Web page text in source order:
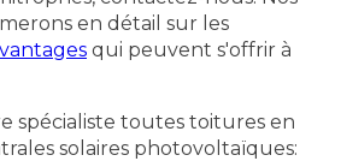
en détail sur les
qui peuvent s'offrir à
spécialiste toutes toitures en
solaires photovoltaïques: